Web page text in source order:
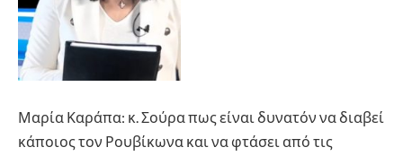
Μαρία Καράπα: κ. Σούρα πως είναι δυνατόν να διαβεί
κάποιος τον Ρουβίκωνα και να φτάσει από τις